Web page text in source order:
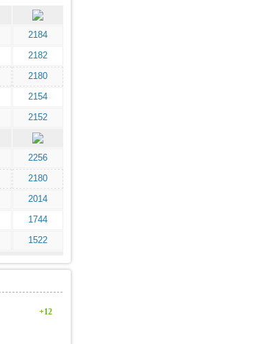
2184
2182
2180
2154
2152
2256
2180
2014
1744
1522
+12